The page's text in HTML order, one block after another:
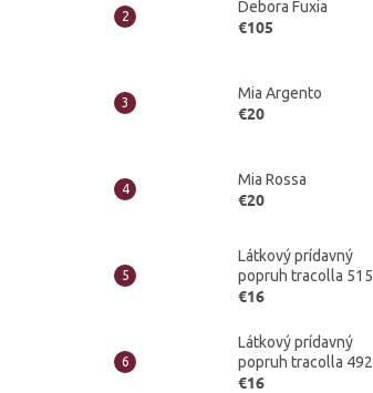
Debora Fuxia
€105
Mia Argento
€20
Mia Rossa
€20
Látkový prídavný
popruh tracolla 515
€16
Látkový prídavný
popruh tracolla 492
€16